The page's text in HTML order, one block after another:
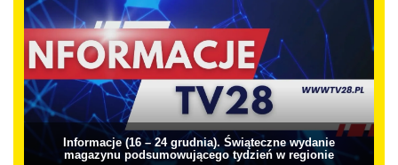
Informacje (16 – 24 grudnia). Świąteczne wydanie
magazynu podsumowującego tydzień w regionie